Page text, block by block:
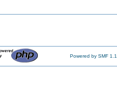
Powered by SMF